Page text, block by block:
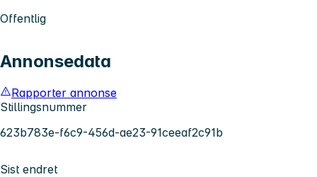
Offentlig
Annonsedata
Rapporter annonse
Stillingsnummer
623b783e-f6c9-456d-ae23-91ceeaf2c91b
Sist endret